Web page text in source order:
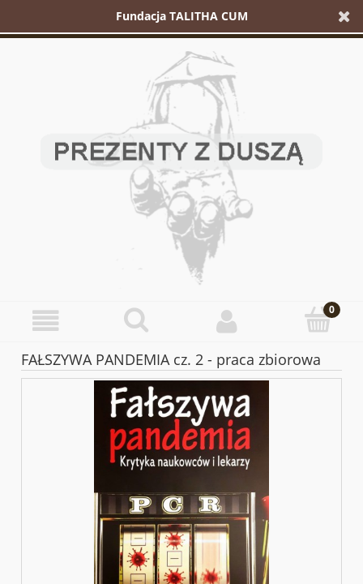
Fundacja TALITHA CUM
FAŁSZYWA PANDEMIA cz. 2 - praca zbiorowa